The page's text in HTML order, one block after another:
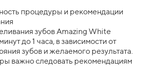
процедуры и рекомендации
зубов Amazing White
до 1 часа, в зависимости от
зубов и желаемого результата.
важно следовать рекомендациям